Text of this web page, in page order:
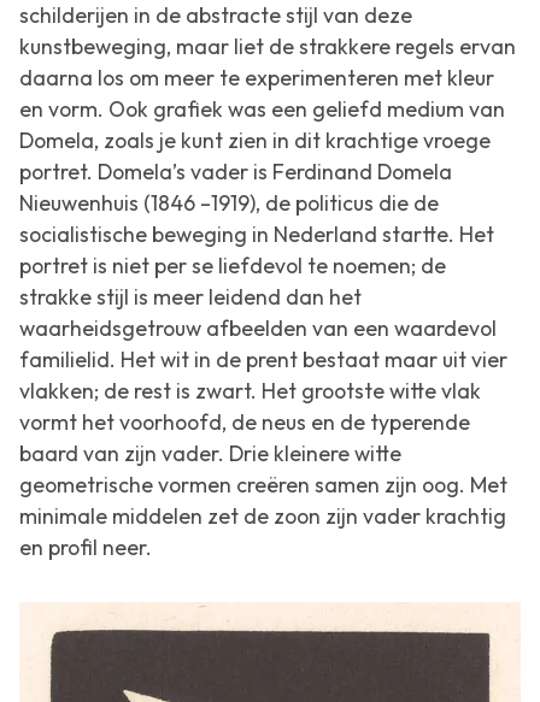
schilderijen in de abstracte stijl van deze
kunstbeweging, maar liet de strakkere regels ervan
daarna los om meer te experimenteren met kleur
en vorm. Ook grafiek was een geliefd medium van
Domela, zoals je kunt zien in dit krachtige vroege
portret. Domela’s vader is Ferdinand Domela
Nieuwenhuis (1846 –1919), de politicus die de
socialistische beweging in Nederland startte. Het
portret is niet per se liefdevol te noemen; de
strakke stijl is meer leidend dan het
waarheidsgetrouw afbeelden van een waardevol
familielid. Het wit in de prent bestaat maar uit vier
vlakken; de rest is zwart. Het grootste witte vlak
vormt het voorhoofd, de neus en de typerende
baard van zijn vader. Drie kleinere witte
geometrische vormen creëren samen zijn oog. Met
minimale middelen zet de zoon zijn vader krachtig
en profil neer.